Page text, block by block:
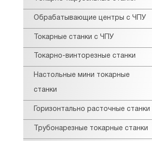
Обрабатывающие центры с ЧПУ
Токарные станки с ЧПУ
Токарно-винторезные станки
Настольные мини токарные
станки
Горизонтально расточные станки
Трубонарезные токарные станки